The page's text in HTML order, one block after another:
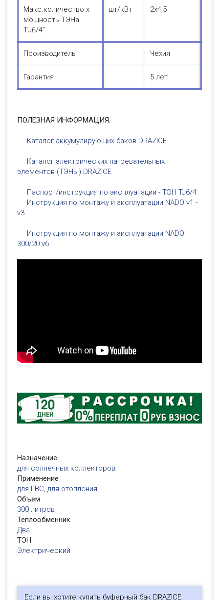
Макс.количество х
мощность ТЭНа
ТJ6/4"
шт/кВт 2х4,5
Производитель Чехия
Гарантия 5 лет
ПОЛЕЗНАЯ ИНФОРМАЦИЯ:
Каталог аккумулирующих баков DRAZICE
Каталог электрических нагревательных
элементов (ТЭНы) DRAZICE
Паспорт/инструкция по эксплуатации - ТЭН TJ6/4
Инструкция по монтажу и эксплуатации NADO v1 -
v3
Инструкция по монтажу и эксплуатации NADO
300/20 v6
Назначение
для солнечных коллекторов
Применение
для ГВС, для отопления
Объем
300 литров
Теплообменник
Два
ТЭН
Электрический
Если вы хотите купить буферный бак DRAZICE